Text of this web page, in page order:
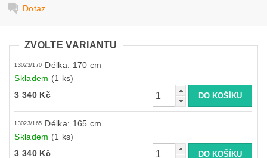
Dotaz
ZVOLTE VARIANTU
13023/170 Délka: 170 cm
Skladem (1 ks)
3 340 Kč
13023/165 Délka: 165 cm
Skladem (1 ks)
3 340 Kč